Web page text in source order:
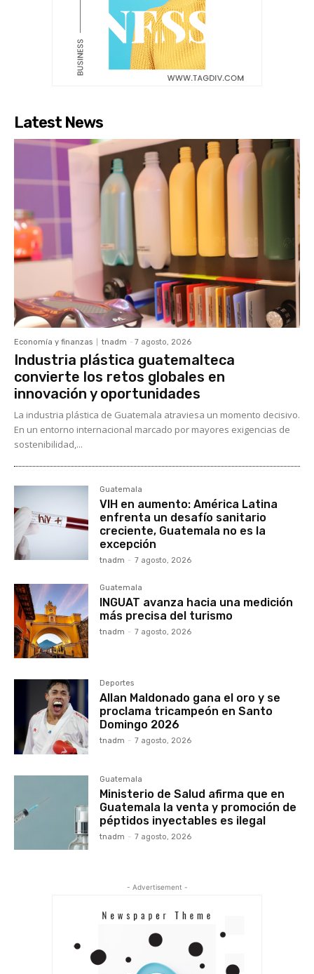
Latest News
Economía y finanzas tnadm - 7 agosto, 2026
Industria plástica guatemalteca
convierte los retos globales en
innovación y oportunidades
La industria plástica de Guatemala atraviesa un momento decisivo.
En un entorno internacional marcado por mayores exigencias de
sostenibilidad,...
Guatemala
VIH en aumento: América Latina
enfrenta un desafío sanitario
creciente, Guatemala no es la
excepción
tnadm - 7 agosto, 2026
Guatemala
INGUAT avanza hacia una medición
más precisa del turismo
tnadm - 7 agosto, 2026
Deportes
Allan Maldonado gana el oro y se
proclama tricampeón en Santo
Domingo 2026
tnadm - 7 agosto, 2026
Guatemala
Ministerio de Salud afirma que en
Guatemala la venta y promoción de
péptidos inyectables es ilegal
tnadm - 7 agosto, 2026
- Advertisement -